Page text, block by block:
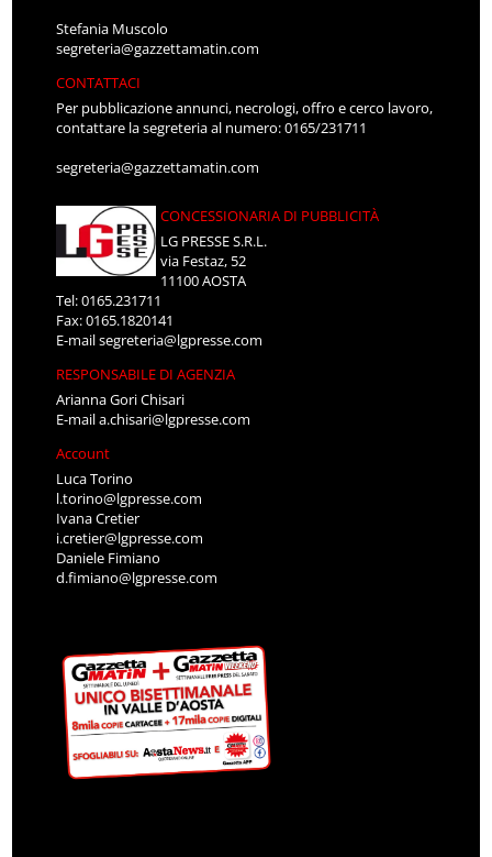
Stefania Muscolo
segreteria@gazzettamatin.com
CONTATTACI
Per pubblicazione annunci, necrologi, offro e cerco lavoro,
contattare la segreteria al numero: 0165/231711
segreteria@gazzettamatin.com
CONCESSIONARIA DI PUBBLICITÀ
LG PRESSE S.R.L.
via Festaz, 52
11100 AOSTA
Tel: 0165.231711
Fax: 0165.1820141
E-mailsegreteria@lgpresse.com
RESPONSABILE DI AGENZIA
Arianna Gori Chisari
E-maila.chisari@lgpresse.com
Account
Luca Torino
l.torino@lgpresse.com
Ivana Cretier
i.cretier@lgpresse.com
Daniele Fimiano
d.fimiano@lgpresse.com